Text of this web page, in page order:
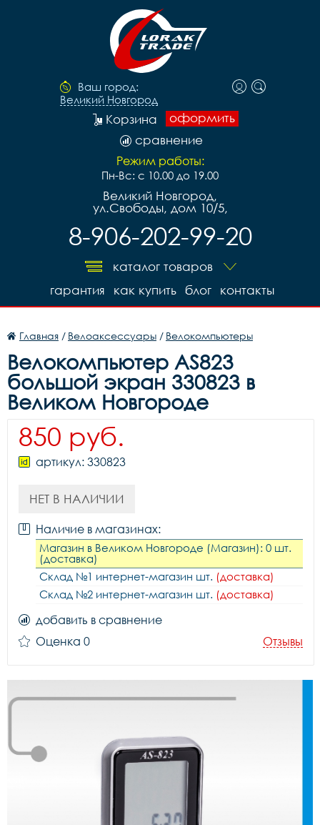
Ваш город:
Великий Новгород
оформить
Корзина
сравнение
Режим работы:
Пн-Вс: с 10.00 до 19.00
Великий Новгород,
ул.Свободы, дом 10/5,
8-906-202-99-20
каталог товаров
контакты
блог
как купить
гарантия
Главная / Велоаксессуары / Велокомпьютеры
Велокомпьютер AS823
большой экран 330823 в
Великом Новгороде
850 руб.
артикул: 330823
НЕТ В НАЛИЧИИ
Наличие в магазинах:
Магазин в Великом Новгороде (Магазин): 0 шт.
(доставка)
Склад №1 интернет-магазин шт. (доставка)
Склад №2 интернет-магазин шт. (доставка)
добавить в сравнение
Оценка 0
Отзывы